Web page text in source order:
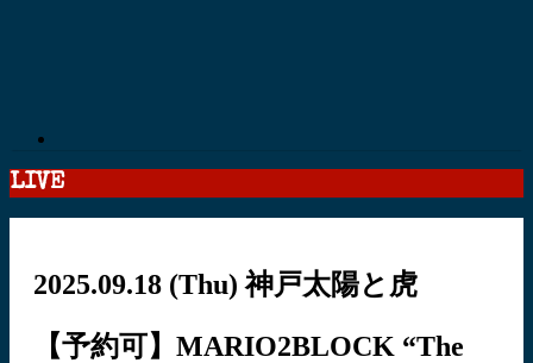
LIVE
2025.09.18 (Thu) 神戸太陽と虎
【予約可】MARIO2BLOCK “The